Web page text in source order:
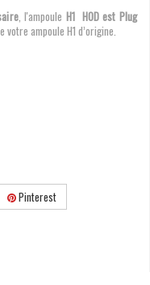
, l'ampoule H1 HOD est Plug
ampoule H1 d’origine.
Pinterest